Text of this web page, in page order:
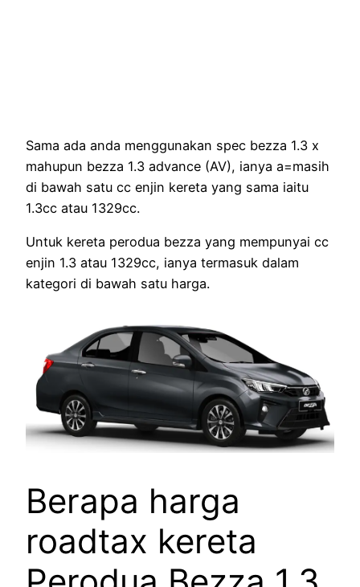
Sama ada anda menggunakan spec bezza 1.3 x
mahupun bezza 1.3 advance (AV), ianya a=masih
di bawah satu cc enjin kereta yang sama iaitu
1.3cc atau 1329cc.
Untuk kereta perodua bezza yang mempunyai cc
enjin 1.3 atau 1329cc, ianya termasuk dalam
kategori di bawah satu harga.
Berapa harga
roadtax kereta